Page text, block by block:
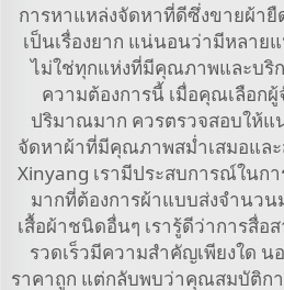
การหาแหล่งจัดหาที่ดีซึ่งขายผ้า
เป็นเรื่องยาก แน่นอนว่ามีหลาย
ไม่ใช่ทุกแห่งที่มีคุณภาพและบริก
ความต้องการนี้ เมื่อคุณเลือก
ปริมาณมาก ควรตรวจสอบให้แ
จัดหาผ้าที่มีคุณภาพสม่ำเสมอและ
Xinyang เรามีประสบการณ์ในก
มากที่ต้องการผ้าแบบส่งจำนว
เสื้อผ้าชนิดอื่นๆ เรารู้ดีว่าการสื่อ
รวดเร็วมีความสำคัญเพียงใด
ราคาถูก แต่กลับพบว่าคุณสมบัติก